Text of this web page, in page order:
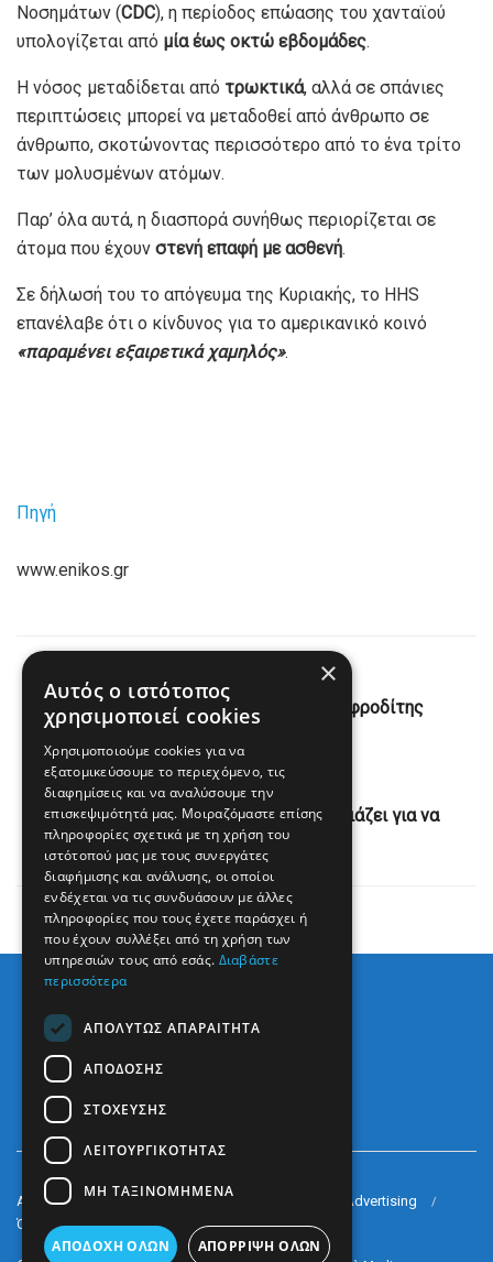
Νοσημάτων (CDC), η περίοδος επώασης του χανταϊού
υπολογίζεται από μία έως οκτώ εβδομάδες.
Η νόσος μεταδίδεται από τρωκτικά, αλλά σε σπάνιες
περιπτώσεις μπορεί να μεταδοθεί από άνθρωπο σε
άνθρωπο, σκοτώνοντας περισσότερο από το ένα τρίτο
των μολυσμένων ατόμων.
Παρ’ όλα αυτά, η διασπορά συνήθως περιορίζεται σε
άτομα που έχουν στενή επαφή με ασθενή.
Σε δήλωσή του το απόγευμα της Κυριακής, το HHS
επανέλαβε ότι ο κίνδυνος για το αμερικανικό κοινό
«παραμένει εξαιρετικά χαμηλός».
Πηγή
www.enikos.gr
Πόθεν Έσχες: Τα εισοδήματα της Αφροδίτης
Next Post
Τεχεράνη: «Κανείς στο Ιράν δεν σχεδιάζει για να
ευχαριστήσει τον Τραμπ»
Arkè Media Group Radio Preveza 93
Arkè Advertising
Όροι και Προϋποθέσεις
Επικοινωνία
×
Αυτός ο ιστότοπος
χρησιμοποιεί cookies
Χρησιμοποιούμε cookies για να
εξατομικεύσουμε το περιεχόμενο, τις
διαφημίσεις και να αναλύσουμε την
επισκεψιμότητά μας. Μοιραζόμαστε επίσης
πληροφορίες σχετικά με τη χρήση του
ιστότοπού μας με τους συνεργάτες
διαφήμισης και ανάλυσης, οι οποίοι
ενδέχεται να τις συνδυάσουν με άλλες
πληροφορίες που τους έχετε παράσχει ή
που έχουν συλλέξει από τη χρήση των
υπηρεσιών τους από εσάς. Διαβάστε
περισσότερα
ΑΠΟΛΎΤΩΣ ΑΠΑΡΑΊΤΗΤΑ
ΑΠΌΔΟΣΗΣ
ΣΤΌΧΕΥΣΗΣ
ΛΕΙΤΟΥΡΓΙΚΌΤΗΤΑΣ
ΜΗ ΤΑΞΙΝΟΜΗΜΈΝΑ
ΑΠΟΔΟΧΉ ΌΛΩΝ ΑΠΌΡΡΙΨΗ ΌΛΩΝ